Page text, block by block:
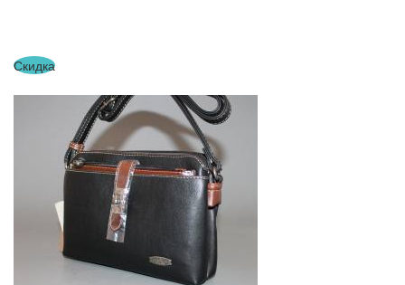
Скидка